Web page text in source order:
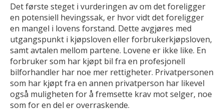
Det første steget i vurderingen av om det foreligger
en potensiell hevingssak, er hvor vidt det foreligger
en mangel i lovens forstand. Dette avgjøres med
utgangspunkt i kjøpsloven eller forbrukerkjøpsloven,
samt avtalen mellom partene. Lovene er ikke like. En
forbruker som har kjøpt bil fra en profesjonell
bilforhandler har noe mer rettigheter. Privatpersonen
som har kjøpt fra en annen privatperson har likevel
også muligheten for å fremsette krav mot selger, noe
som for en del er overraskende.